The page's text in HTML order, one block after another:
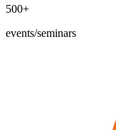
500+
events/seminars